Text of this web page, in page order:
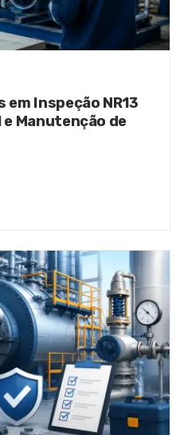
Inspeção NR13
Manutenção de